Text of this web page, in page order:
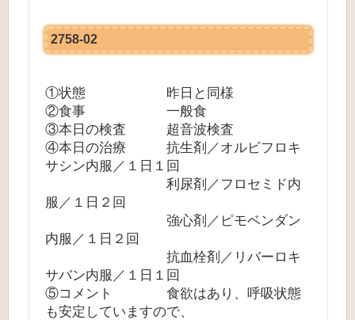
2758-02
①状態 昨日と同様
②食事 一般食
③本日の検査 超音波検査
④本日の治療 抗生剤／オルビフロキ
サシン内服／１日１回
利尿剤／フロセミド内
服／１日２回
強心剤／ピモベンダン
内服／１日２回
抗血栓剤／リバーロキ
サバン内服／１日１回
⑤コメント 食欲はあり、呼吸状態
も安定していますので、